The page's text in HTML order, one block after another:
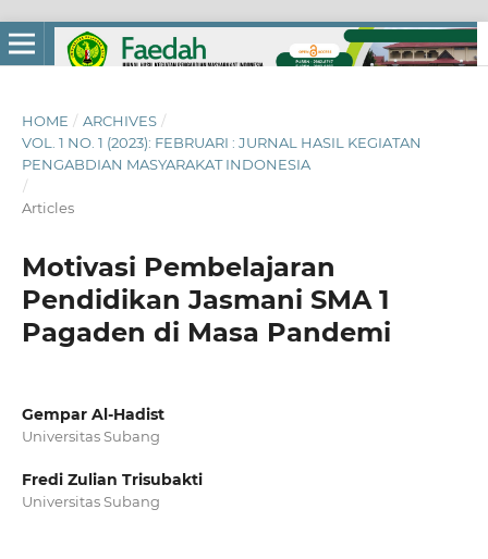
HOME / ARCHIVES /
VOL. 1 NO. 1 (2023): FEBRUARI : JURNAL HASIL KEGIATAN
PENGABDIAN MASYARAKAT INDONESIA
/
Articles
Motivasi Pembelajaran
Pendidikan Jasmani SMA 1
Pagaden di Masa Pandemi
Gempar Al-Hadist
Universitas Subang
Fredi Zulian Trisubakti
Universitas Subang